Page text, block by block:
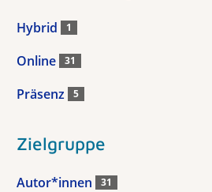
Hybrid 1
Online 31
Präsenz 5
Zielgruppe
Autor*innen 31